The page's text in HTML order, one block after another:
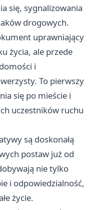
się, sygnalizowania
drogowych.
uprawniający
życia, ale przede
i
To pierwszy
się po mieście i
uczestników ruchu
są doskonałą
postaw już od
nie tylko
i odpowiedzialność,
życie.